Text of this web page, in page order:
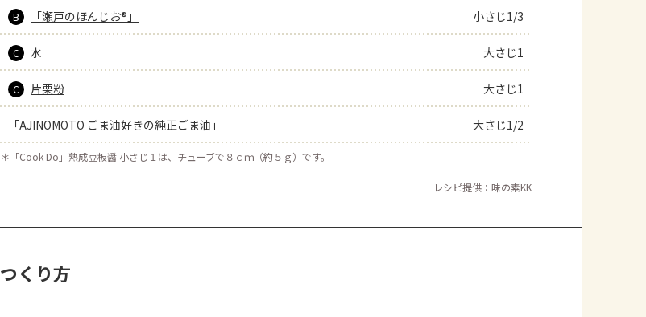
B 「瀬戸のほんじお®」 小さじ1/3
C 水 大さじ1
C 片栗粉 大さじ1
「AJINOMOTO ごま油好きの純正ごま油」 大さじ1/2
＊ 「Cook Do」熟成豆板醤 小さじ１は、チューブで８ｃｍ（約５ｇ）です。
レシピ提供：味の素KK
つくり方